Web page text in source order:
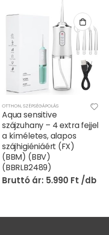
OTTHON,SZÉPSÉGÁPOLÁS
Aqua sensitive
szájzuhany – 4 extra fejjel
a kíméletes, alapos
szájhigiéniáért (FX)
(BBM) (BBV)
(BBRLB2489)
5.990 Ft